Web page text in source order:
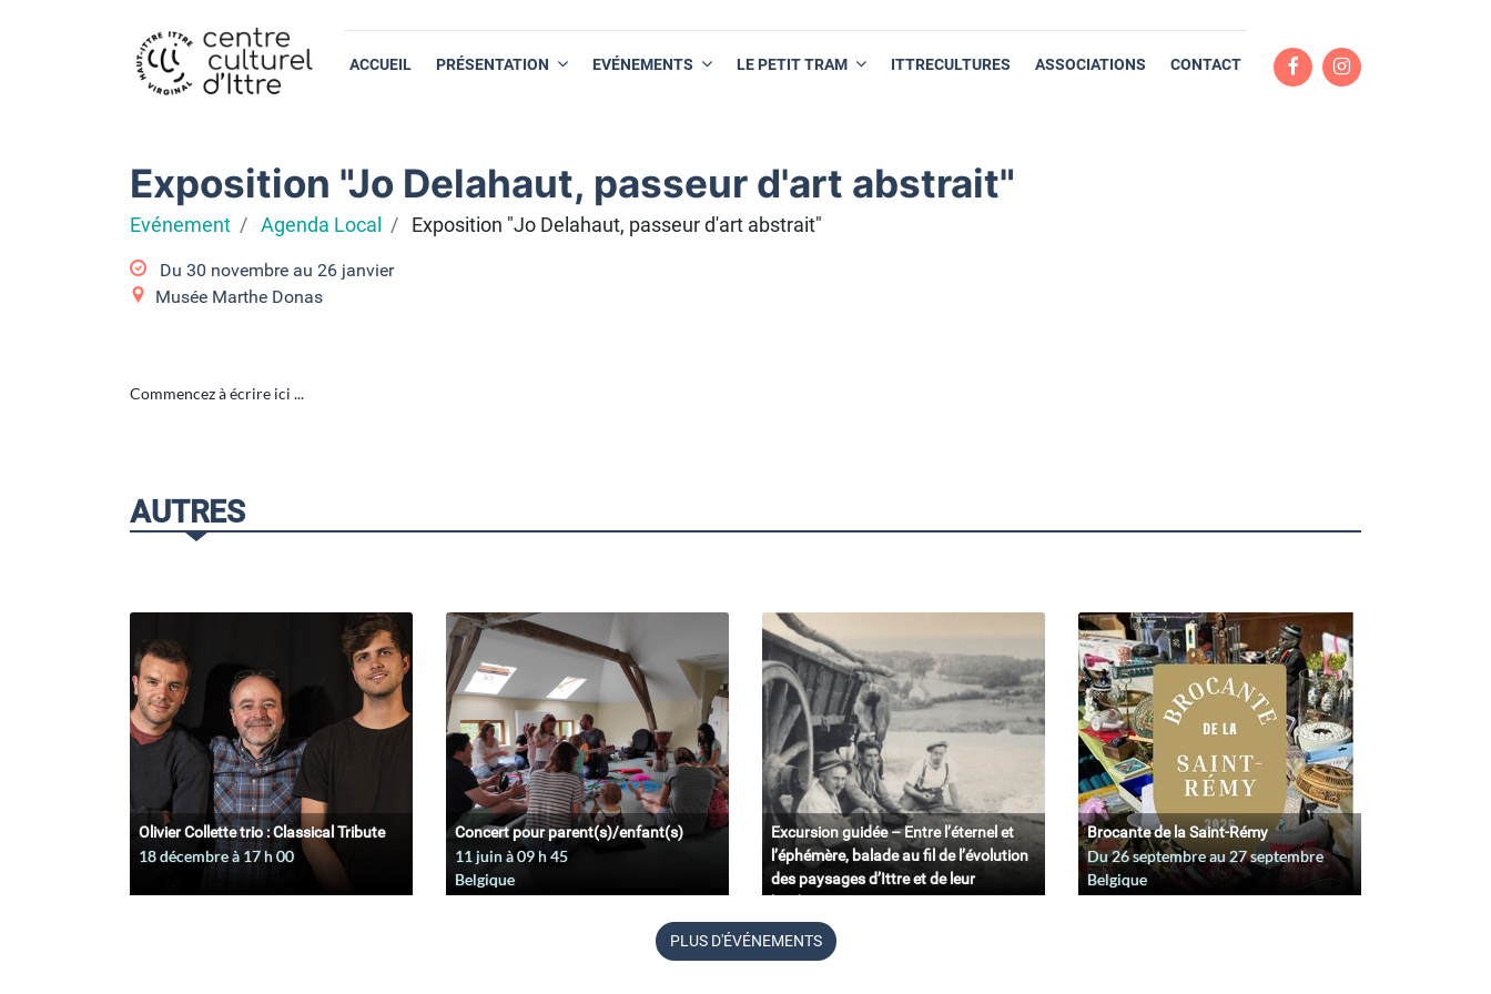
ACCUEIL PRÉSENTATION EVÉNEMENTS LE PETIT TRAM ITTRECULTURES ASSOCIATIONS CONTACT
Exposition "Jo Delahaut, passeur d'art abstrait"
Evénement Agenda Local Exposition "Jo Delahaut, passeur d'art abstrait"
Du 30 novembre au 26 janvier
Musée Marthe Donas
Commencez à écrire ici ...
AUTRES
Olivier Collette trio : Classical Tribute
18 décembre à 17 h 00
Concert pour parent(s)/enfant(s)
11 juin à 09 h 45
Belgique
Excursion guidée – Entre l’éternel et
l’éphémère, balade au fil de l’évolution
des paysages d’Ittre et de leur
11 juin à 09
Belgique
Brocante de la Saint-Rémy
Du26 septembreau27 septembre
Belgique
PLUS D'ÉVÉNEMENTS